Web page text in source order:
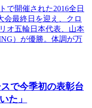
で開催された2016全日
会最終日を迎え、クロ
オ五輪日本代表、山本
）が優勝。体調が万
で今季初の表彰台
た」